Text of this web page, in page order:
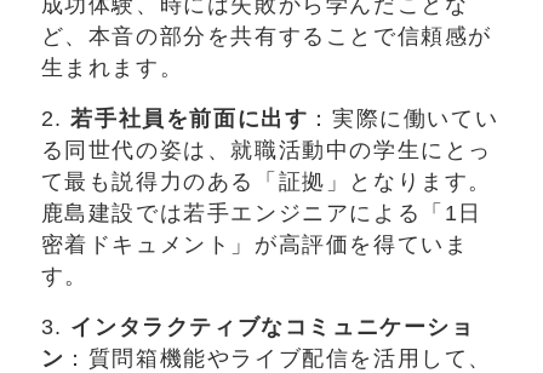
ど、本音の部分を共有することで信頼感が
生まれます。
2.若手社員を前面に出す ：実際に働いてい
る同世代の姿は、就職活動中の学生にとっ
て最も説得力のある「証拠」となります。
鹿島建設では若手エンジニアによる「1日
密着ドキュメント」が高評価を得ていま
す。
3. インタラクティブなコミュニケーショ
ン ：質問箱機能やライブ配信を活用して、